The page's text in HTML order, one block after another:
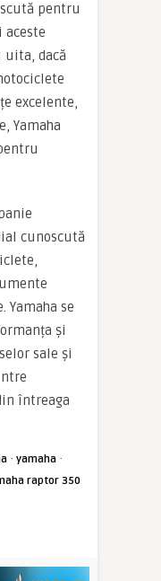
pentru
aceste
uita, dacă
excelente,
Yamaha
cunoscută
se
și
sale și
întreaga
· yamaha ·
raptor 350